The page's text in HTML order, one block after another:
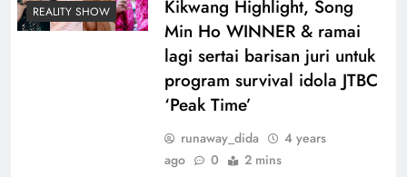
REALITY SHOW
Kikwang Highlight, Song
Min Ho WINNER & ramai
lagi sertai barisan juri untuk
program survival idola JTBC
‘Peak Time’
runaway_dida
4 years
ago
0 2 mins